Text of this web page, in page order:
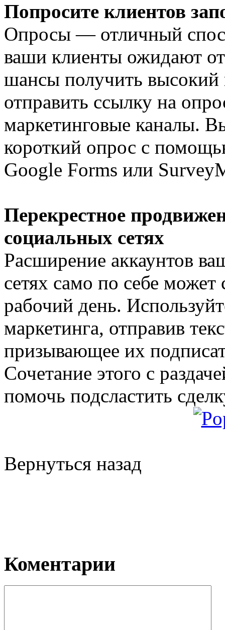
Попросите клиентов
Опросы — отличный
ваши клиенты ожидают
шансы получить высокий
отправить ссылку на
маркетинговые каналы.
короткий опрос с
Google Forms или
Перекрестное
социальных сетях
Расширение аккаунтов
сетях само по себе
рабочий день.
маркетинга, отправив
призывающее их
Сочетание этого с
помочь подсластить
Вернуться назад
Коментарии